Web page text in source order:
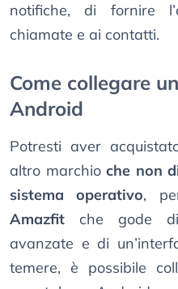
notifiche, di fornire
chiamate e ai contatti.
Come collegare
Android
Potresti aver
altro marchio che non
sistema operativo,
Amazfit che gode di
avanzate e di
temere, è possibile